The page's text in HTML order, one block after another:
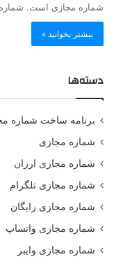
شماره مجازی است.
بیشتر بخوانید »
دسته‌ها
برنامه ساخت شماره
شماره مجازی
شماره مجازی ارزان
شماره مجازی تلگرام
شماره مجازی رایگان
شماره مجازی واتساپ
شماره مجازی وایبر